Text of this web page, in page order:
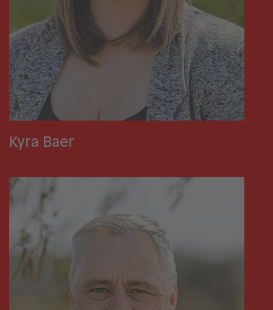
Kyra Baer